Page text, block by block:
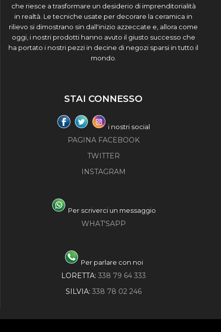
che riesce a trasformare un desiderio di imprenditorialità
in realtà. Le tecniche usate per decorare la ceramica in
rilievo si dimostrano sin dall'inizio azzeccate e, allora come
oggi, i nostri prodotti hanno avuto il giusto successo che
ha portato i nostri pezzi in decine di negozi sparsi in tutto il
mondo.
STAI CONNESSO
i nostri social
PAGINA FACEBOOK
TWITTER
INSTAGRAM
Per scriverci un messaggio
WHAT'SAPP
Per parlare con noi
LORETTA: 338 79 64 333
SILVIA: 338 78 02 246